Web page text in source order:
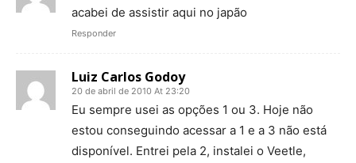
acabei de assistir aqui no japão
Responder
Luiz Carlos Godoy
20 de abril de 2010 At 23:20
Eu sempre usei as opções 1 ou 3. Hoje não
estou conseguindo acessar a 1 e a 3 não está
disponível. Entrei pela 2, instalei o Veetle,